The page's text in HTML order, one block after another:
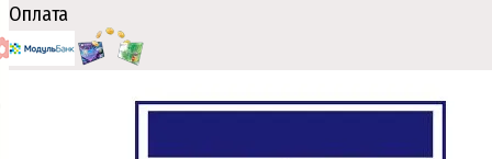
Оплата